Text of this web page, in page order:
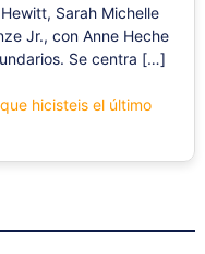
Sarah Michelle
Jr., con Anne Heche
Se centra […]
hicisteis el último